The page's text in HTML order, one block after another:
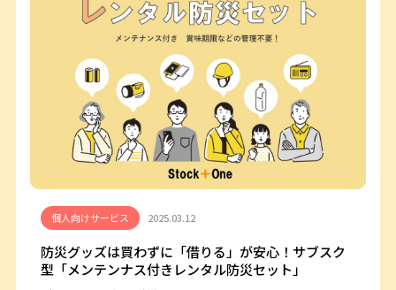
個人向けサービス 2025.03.12
防災グッズは買わずに「借りる」が安心！サブスク
型「メンテンナス付きレンタル防災セット」